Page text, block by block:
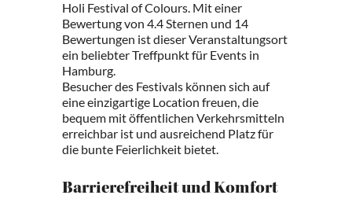
Holi Festival of Colours. Mit einer
Bewertung von 4.4 Sternen und 14
Bewertungen ist dieser Veranstaltungsort
ein beliebter Treffpunkt für Events in
Hamburg.
Besucher des Festivals können sich auf
eine einzigartige Location freuen, die
bequem mit öffentlichen Verkehrsmitteln
erreichbar ist und ausreichend Platz für
die bunte Feierlichkeit bietet.
Barrierefreiheit und Komfort